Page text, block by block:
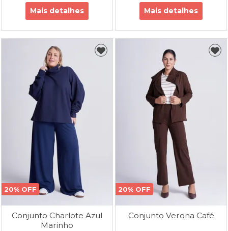
Mais detalhes Mais detalhes
20% OFF
Conjunto Charlote Azul
Marinho
20% OFF
Conjunto Verona Café